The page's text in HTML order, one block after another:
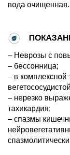
вода очищенная.
– Неврозы с
– бессонница;
– в комплексной
– нерезко
тахикардия;
– спазмы